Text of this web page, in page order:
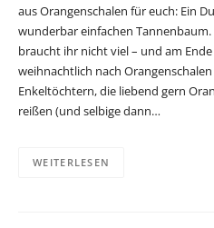
aus Orangenschalen für euch: Ein
wunderbar einfachen Tannenbaum.
braucht ihr nicht viel – und am
weihnachtlich nach
Enkeltöchtern, die liebend gern
reißen (und selbige dann…
WEITERLESEN